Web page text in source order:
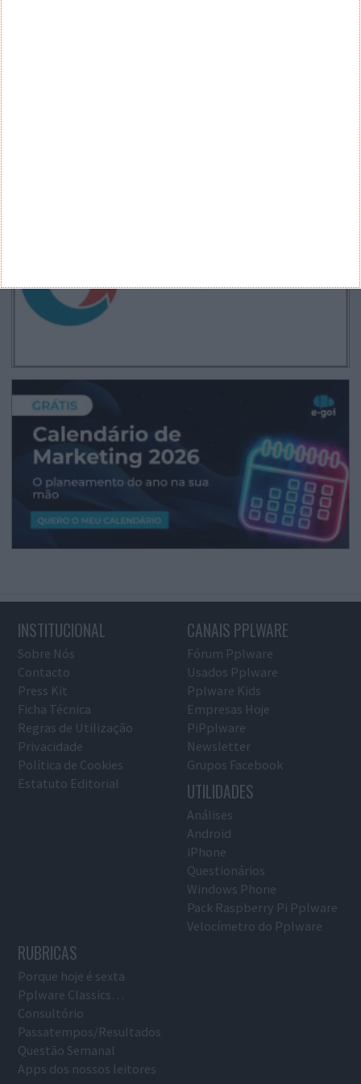
INSTITUCIONAL
Sobre Nós
Contacto
Press Kit
Ficha Técnica
Regras de Utilização
Privacidade
Política de Cookies
Estatuto Editorial
CANAIS PPLWARE
Fórum Pplware
Usados Pplware
Pplware Kids
Empresas Hoje
PiPplware
Newsletter
Grupos Facebook
UTILIDADES
Análises
Android
iPhone
Questionários
Windows Phone
Pack Raspberry Pi Pplware
Velocímetro do Pplware
RUBRICAS
Porque hoje é sexta
Pplware Classics…
Consultório
Passatempos/Resultados
Questão Semanal
Apps dos nossos leitores